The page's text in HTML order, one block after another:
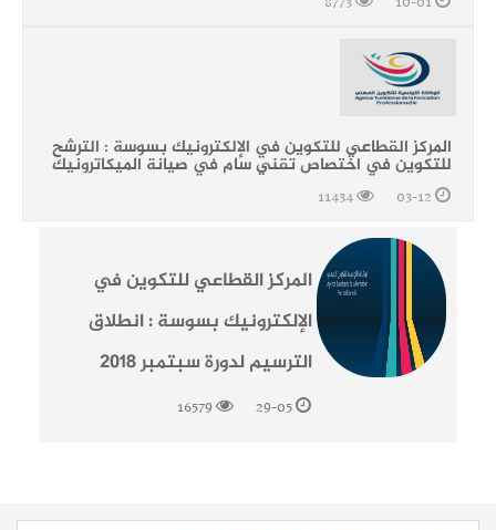
المركز القطاعي للتكوين في الإلكترونيك بسوسة : الترشح
للتكوين في اختصاص تقني سام في صيانة الميكاترونيك
المركز القطاعي للتكوين في
الإلكترونيك بسوسة : انطلاق
الترسيم لدورة سبتمبر 2018
29-05